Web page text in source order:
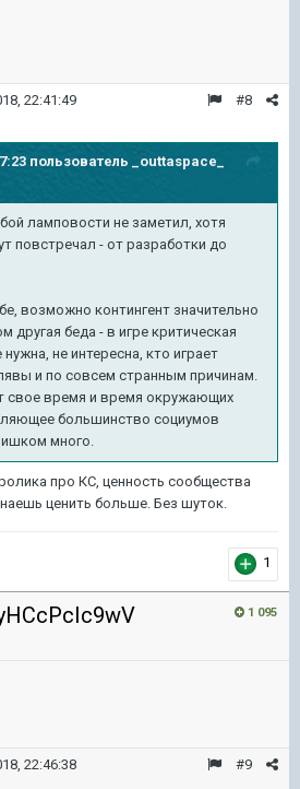
#8
22:41:49
пользователь
_outtaspace_
ламповости не заметил, хотя
повстречал - от разработки до
возможно контингент значительно
другая беда - в игре критическая
не интересна, кто играет
и по совсем странным причинам.
свое время и время окружающих
большинство социумов
много.
про КС, ценность сообщества
ценить больше. Без шуток.
1
1 095
#9
22:46:38